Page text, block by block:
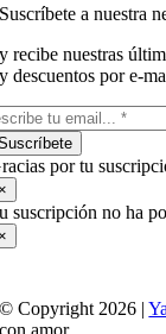
Suscríbete a nuestra
y recibe nuestras
y descuentos por e-
por tu
suscripción no ha
© Copyright 2026 |
con amor